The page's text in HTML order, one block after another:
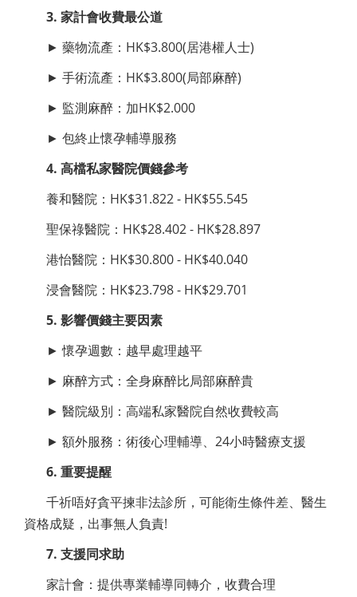
3. 家計會收費最公道
► 藥物流產：HK$3.800(居港權人士)
► 手術流產：HK$3.800(局部麻醉)
► 監測麻醉：加HK$2.000
► 包終止懷孕輔導服務
4. 高檔私家醫院價錢參考
養和醫院：HK$31.822 - HK$55.545
聖保祿醫院：HK$28.402 - HK$28.897
港怡醫院：HK$30.800 - HK$40.040
浸會醫院：HK$23.798 - HK$29.701
5. 影響價錢主要因素
► 懷孕週數：越早處理越平
► 麻醉方式：全身麻醉比局部麻醉貴
► 醫院級別：高端私家醫院自然收費較高
► 額外服務：術後心理輔導、24小時醫療支援
6. 重要提醒
千祈唔好貪平揀非法診所，可能衛生條件差、醫生
資格成疑，出事無人負責!
7. 支援同求助
家計會：提供專業輔導同轉介，收費合理